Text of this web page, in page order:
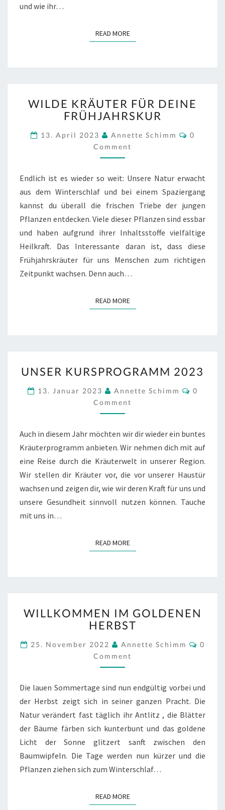
und wie ihr…
READ MOREREAD MORE
KRÄUTER
FÜR
FRÜHJAHRSKUR
WILDE KRÄUTER FÜR DEINE
FRÜHJAHRSKUR
13. April 2023 Annette Schimm
0
Comment
Endlich ist es wieder so weit: Unsere Natur erwacht
aus dem Winterschlaf und bei einem Spaziergang
kannst du überall die frischen Triebe der jungen
Pflanzen entdecken. Viele dieser Pflanzen sind essbar
und haben aufgrund ihrer Inhaltsstoffe vielfältige
Heilkraft. Das Interessante daran ist, dass diese
Frühjahrskräuter für uns Menschen zum richtigen
Zeitpunkt wachsen. Denn auch…
READ MOREREAD MORE
KURSPROGRAMM
UNSER KURSPROGRAMM 2023
13. Januar 2023 Annette Schimm
0
Comment
Auch in diesem Jahr möchten wir dir wieder ein buntes
Kräuterprogramm anbieten. Wir nehmen dich mit auf
eine Reise durch die Kräuterwelt in unserer Region.
Wir stellen dir Kräuter vor, die vor unserer Haustür
wachsen und zeigen dir, wie wir deren Kraft für uns und
unsere Gesundheit sinnvoll nutzen können. Tauche
mit uns in…
READ MOREREAD MORE
IM
GOLDENEN
WILLKOMMEN IM GOLDENEN
HERBST
25. November 2022 Annette Schimm
0
Comment
Die lauen Sommertage sind nun endgültig vorbei und
der Herbst zeigt sich in seiner ganzen Pracht. Die
Natur verändert fast täglich ihr Antlitz , die Blätter
der Bäume färben sich kunterbunt und das goldene
Licht der Sonne glitzert sanft zwischen den
Baumwipfeln. Die Tage werden nun kürzer und die
Pflanzen ziehen sich zum Winterschlaf…
READ MOREREAD MORE